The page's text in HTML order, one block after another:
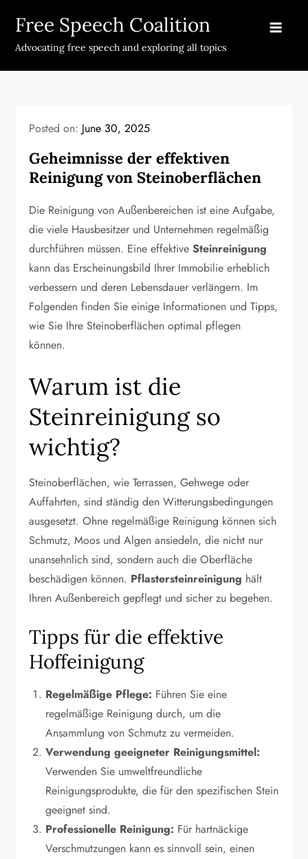
content
Free Speech Coalition
Advocating free speech and exploring all topics
Posted on: June 30, 2025
Geheimnisse der effektiven
Reinigung von Steinoberflächen
Die Reinigung von Außenbereichen ist eine Aufgabe,
die viele Hausbesitzer und Unternehmen regelmäßig
durchführen müssen. Eine effektiveSteinreinigung
kann das Erscheinungsbild Ihrer Immobilie erheblich
verbessern und deren Lebensdauer verlängern. Im
Folgenden finden Sie einige Informationen und Tipps,
wie Sie Ihre Steinoberflächen optimal pflegen
können.
Warum ist die
Steinreinigung so
wichtig?
Steinoberflächen, wie Terrassen, Gehwege oder
Auffahrten, sind ständig den Witterungsbedingungen
ausgesetzt. Ohne regelmäßige Reinigung können sich
Schmutz, Moos und Algen ansiedeln, die nicht nur
unansehnlich sind, sondern auch die Oberfläche
beschädigen können. Pflastersteinreinigung hält
Ihren Außenbereich gepflegt und sicher zu begehen.
Tipps für die effektive
Hoffeinigung
Regelmäßige Pflege: Führen Sie eine
regelmäßige Reinigung durch, um die
Ansammlung von Schmutz zu vermeiden.
Verwendung geeigneter Reinigungsmittel:
Verwenden Sie umweltfreundliche
Reinigungsprodukte, die für den spezifischen Stein
geeignet sind.
Professionelle Reinigung: Für hartnäckige
Verschmutzungen kann es sinnvoll sein, einen